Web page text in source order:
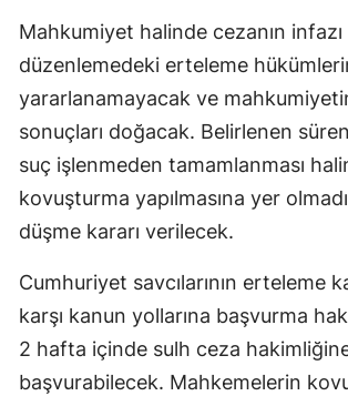
Mahkumiyet halinde cezanın infazı
düzenlemedeki erteleme
yararlanamayacak ve
sonuçları doğacak. Belirlenen
suç işlenmeden tamamlanması
kovuşturma yapılmasına yer
düşme kararı verilecek.
Cumhuriyet savcılarının erteleme
karşı kanun yollarına başvurma
2 hafta içinde sulh ceza
başvurabilecek. Mahkemelerin